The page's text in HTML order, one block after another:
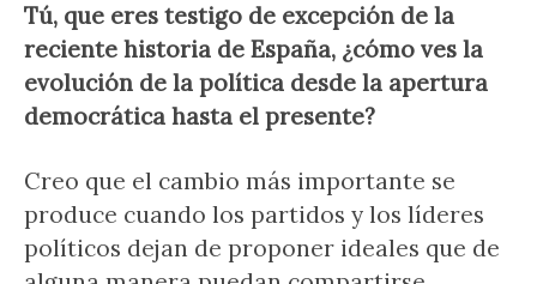
Tú, que eres testigo de excepción de la
reciente historia de España, ¿cómo ves la
evolución de la política desde la apertura
democrática hasta el presente?
Creo que el cambio más importante se
produce cuando los partidos y los líderes
políticos dejan de proponer ideales que de